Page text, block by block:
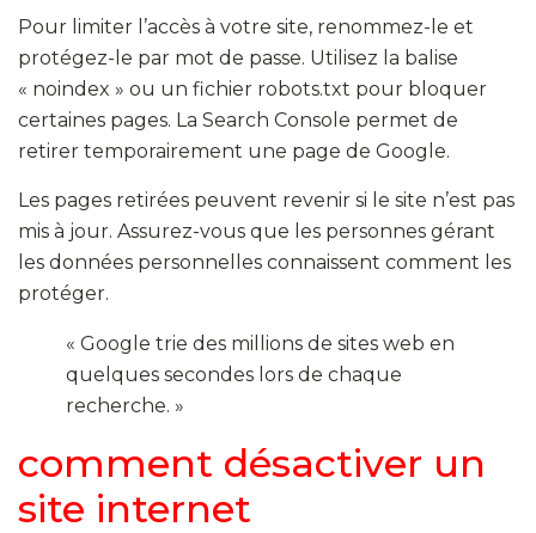
Pour limiter l’accès à votre site, renommez-le et
protégez-le par mot de passe. Utilisez la balise
« noindex » ou un fichier robots.txt pour bloquer
certaines pages. La Search Console permet de
retirer temporairement une page de Google.
Les pages retirées peuvent revenir si le site n’est pas
mis à jour. Assurez-vous que les personnes gérant
les données personnelles connaissent comment les
protéger.
« Google trie des millions de sites web en
quelques secondes lors de chaque
recherche. »
comment désactiver un
site internet